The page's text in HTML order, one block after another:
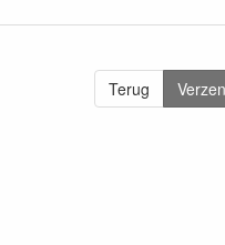
Terug